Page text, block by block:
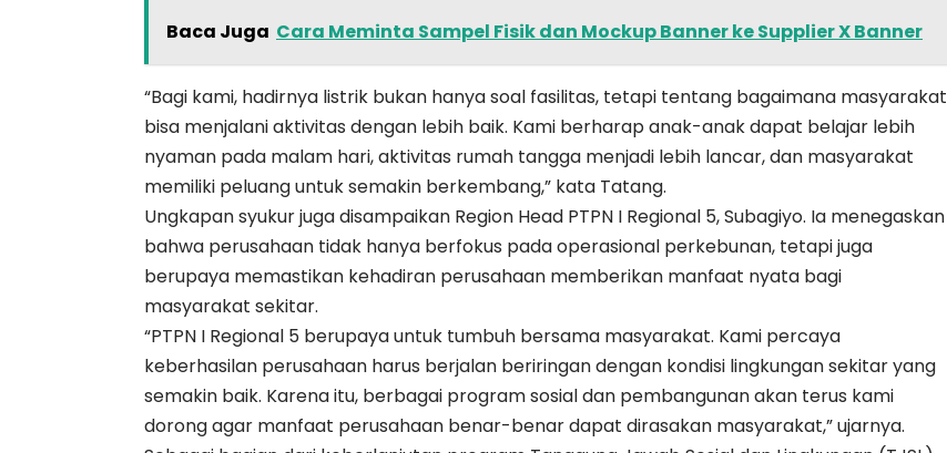
Baca Juga Cara Meminta Sampel Fisik dan Mockup Banner ke Supplier X Banner
“Bagi kami, hadirnya listrik bukan hanya soal fasilitas, tetapi tentang bagaimana masyarakat
bisa menjalani aktivitas dengan lebih baik. Kami berharap anak-anak dapat belajar lebih
nyaman pada malam hari, aktivitas rumah tangga menjadi lebih lancar, dan masyarakat
memiliki peluang untuk semakin berkembang,” kata Tatang.
Ungkapan syukur juga disampaikan Region Head PTPN I Regional 5, Subagiyo. Ia menegaskan
bahwa perusahaan tidak hanya berfokus pada operasional perkebunan, tetapi juga
berupaya memastikan kehadiran perusahaan memberikan manfaat nyata bagi
masyarakat sekitar.
“PTPN I Regional 5 berupaya untuk tumbuh bersama masyarakat. Kami percaya
keberhasilan perusahaan harus berjalan beriringan dengan kondisi lingkungan sekitar yang
semakin baik. Karena itu, berbagai program sosial dan pembangunan akan terus kami
dorong agar manfaat perusahaan benar-benar dapat dirasakan masyarakat,” ujarnya.